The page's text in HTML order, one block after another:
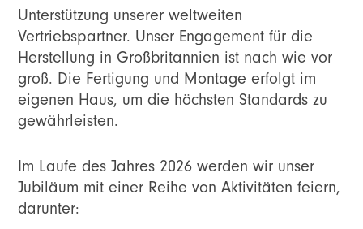
Unterstützung unserer weltweiten
Vertriebspartner. Unser Engagement für die
Herstellung in Großbritannien ist nach wie vor
groß. Die Fertigung und Montage erfolgt im
eigenen Haus, um die höchsten Standards zu
gewährleisten.
Im Laufe des Jahres 2026 werden wir unser
Jubiläum mit einer Reihe von Aktivitäten feiern,
darunter: